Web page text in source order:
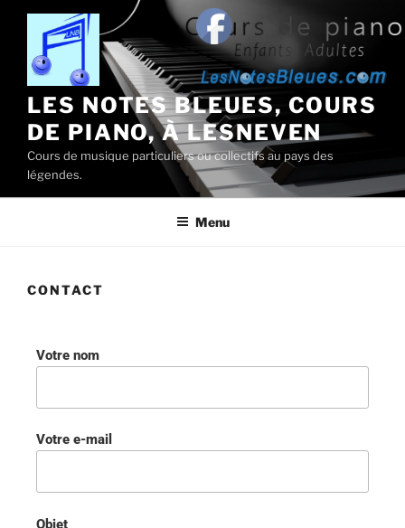
LES NOTES BLEUES, COURS
DE PIANO, À LESNEVEN
Cours de musique particuliers ou collectifs au pays des
légendes.
Menu
CONTACT
Votre nom
Votre e-mail
Objet